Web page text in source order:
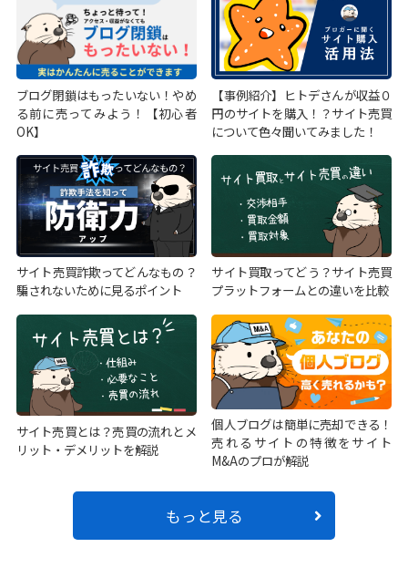
ブログ閉鎖はもったいない！やめ
る前に売ってみよう！【初心者
OK】
【事例紹介】ヒトデさんが収益０
円のサイトを購入！？サイト売買
について色々聞いてみました！
サイト売買詐欺ってどんなもの？
騙されないために見るポイント
サイト買取ってどう？サイト売買
プラットフォームとの違いを比較
サイト売買とは？売買の流れとメ
リット・デメリットを解説
個人ブログは簡単に売却できる！
売れるサイトの特徴をサイト
M&Aのプロが解説
もっと見る